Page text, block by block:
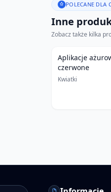
POLECANE DLA
Inne
Zobacz także kilka
Aplikacje
czerwone
Kwiatki